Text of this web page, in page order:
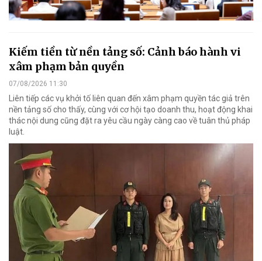
Kiếm tiền từ nền tảng số: Cảnh báo hành vi
xâm phạm bản quyền
07/08/2026 11:30
Liên tiếp các vụ khởi tố liên quan đến xâm phạm quyền tác giả trên
nền tảng số cho thấy, cùng với cơ hội tạo doanh thu, hoạt động khai
thác nội dung cũng đặt ra yêu cầu ngày càng cao về tuân thủ pháp
luật.